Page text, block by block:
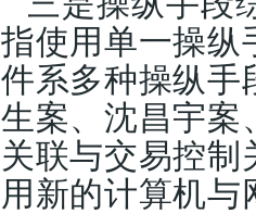
指使用单一操纵
件系多种操纵手
生案、沈昌宇案
关联与交易控制
用新的计算机